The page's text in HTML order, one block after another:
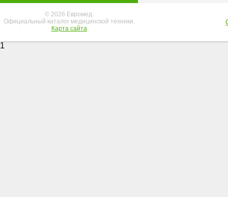
© 2026 Евромед.
Официальный каталог медицинской техники.
Карта сайта
1